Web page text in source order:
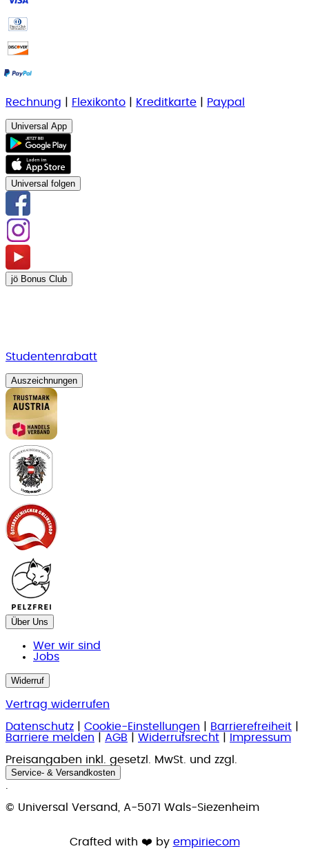
Rechnung Flexikonto Kreditkarte Paypal
Universal App
Universal folgen
jö Bonus Club
Studentenrabatt
Auszeichnungen
Über Uns
Wer wir sind
Jobs
Widerruf
Vertrag widerrufen
Datenschutz
Cookie-Einstellungen Barrierefreiheit
Barriere melden
AGB Widerrufsrecht
Impressum
Preisangaben inkl. gesetzl. MwSt. und zzgl.
Service- & Versandkosten
© Universal Versand, A-5071 Wals-Siezenheim
Crafted with ❤️ by empiriecom